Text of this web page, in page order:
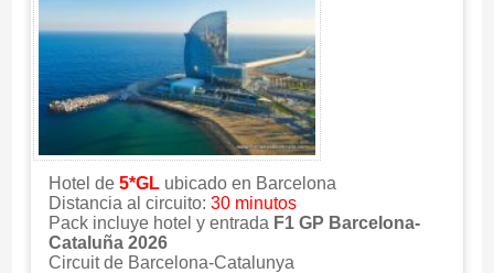
Hotel de 5*GLubicado en Barcelona
Distancia al circuito: 30 minutos
Pack incluye hotel y entrada F1 GP Barcelona-
Cataluña 2026
Circuit de Barcelona-Catalunya